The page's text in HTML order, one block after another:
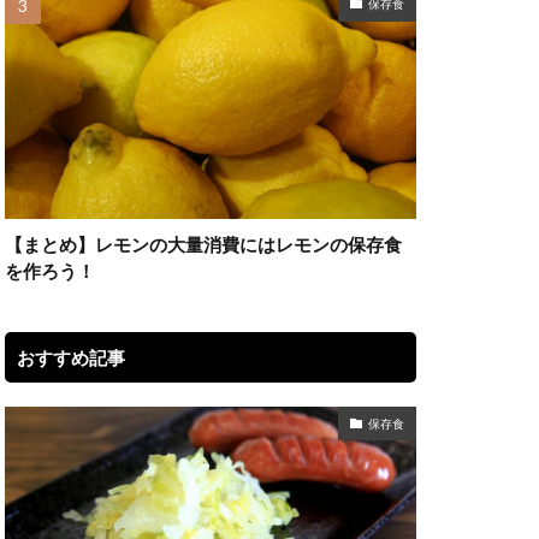
保存食
【まとめ】レモンの大量消費にはレモンの保存食
を作ろう！
おすすめ記事
保存食